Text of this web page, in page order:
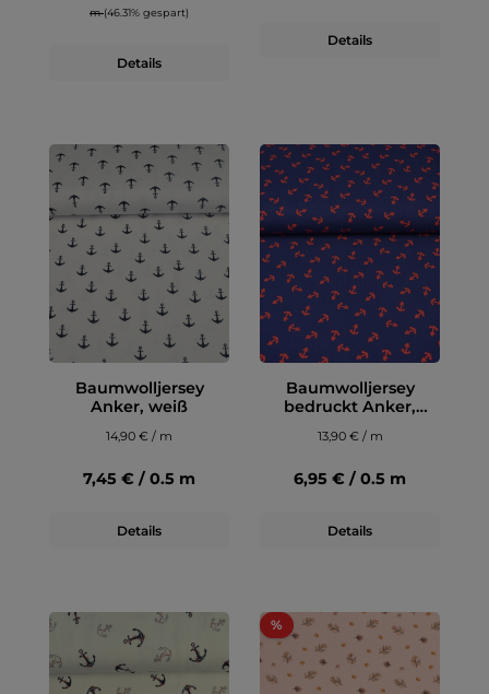
m(46.31% gespart)
Details
Details
Baumwolljersey
Anker, weiß
14,90 € / m
7,45 € / 0.5 m
Details
Baumwolljersey
bedruckt Anker,
dunkelblau
13,90 € / m
6,95 € / 0.5 m
Details
%